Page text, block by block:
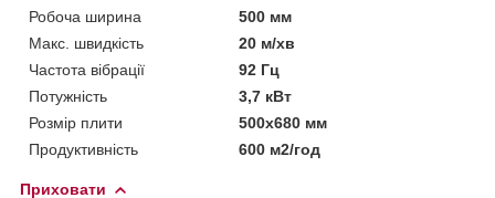
Робоча ширина
500 мм
Макс. швидкість
20 м/хв
Частота вібрації
92 Гц
Потужність
3,7 кВт
Розмір плити
500х680 мм
Продуктивність
600 м2/год
Приховати